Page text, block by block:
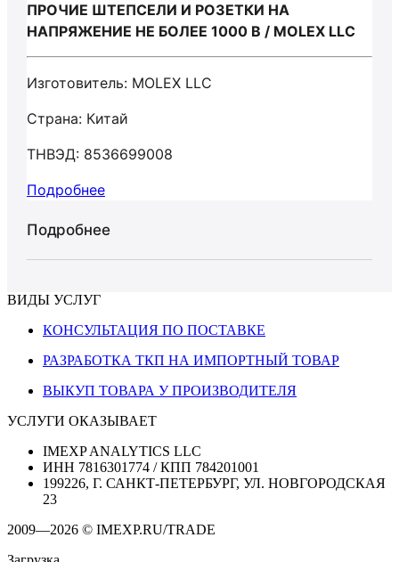
ПРОЧИЕ ШТЕПСЕЛИ И РОЗЕТКИ НА
НАПРЯЖЕНИЕ НЕ БОЛЕЕ 1000 В / MOLEX LLC
Изготовитель: MOLEX LLC
Страна: Китай
ТНВЭД: 8536699008
Подробнее
Подробнее
ВИДЫ УСЛУГ
КОНСУЛЬТАЦИЯ ПО ПОСТАВКЕ
РАЗРАБОТКА ТКП НА ИМПОРТНЫЙ ТОВАР
ВЫКУП ТОВАРА У ПРОИЗВОДИТЕЛЯ
УСЛУГИ ОКАЗЫВАЕТ
IMEXP ANALYTICS LLC
ИНН 7816301774 / КПП 784201001
199226, Г. САНКТ-ПЕТЕРБУРГ, УЛ. НОВГОРОДСКАЯ
23
2009—2026 © IMEXP.RU/TRADE